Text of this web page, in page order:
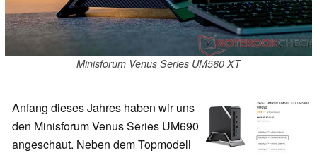
Minisforum Venus Series UM560 XT
Anfang dieses Jahres haben wir uns
den Minisforum Venus Series UM690
angeschaut. Neben dem Topmodell